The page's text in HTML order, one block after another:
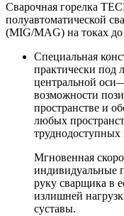
Сварочная горелка
полуавтоматической
(MIG/MAG) на токах
Специальная
практически под
центральной
возможности
пространстве и
любых
труднодоступных
Мгновенная
индивидуальные
руку сварщика в
излишней
суставы.